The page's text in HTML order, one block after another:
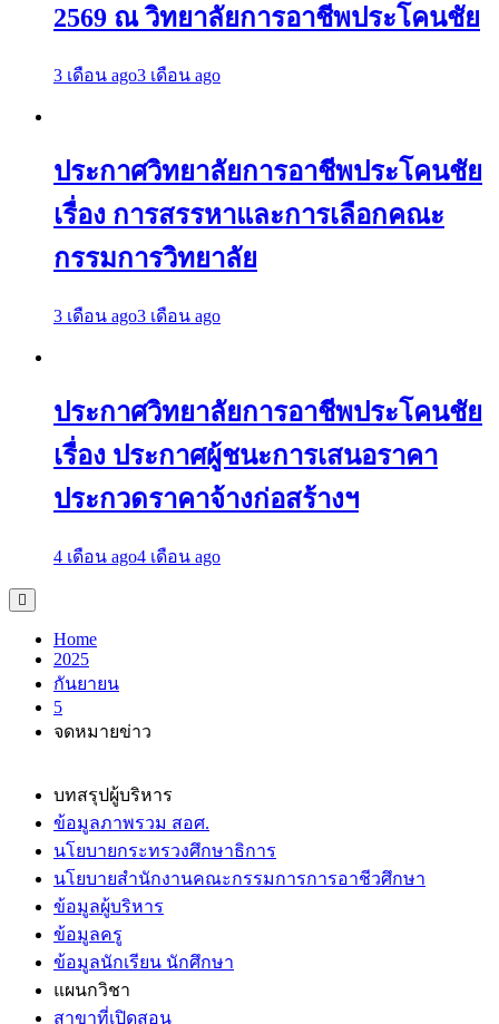
2569 ณ วิทยาลัยการอาชีพประโคนชัย
3 เดือน ago3 เดือน ago
ประกาศวิทยาลัยการอาชีพประโคนชัย
เรื่อง การสรรหาและการเลือกคณะ
กรรมการวิทยาลัย
3 เดือน ago3 เดือน ago
ประกาศวิทยาลัยการอาชีพประโคนชัย
เรื่อง ประกาศผู้ชนะการเสนอราคา
ประกวดราคาจ้างก่อสร้างฯ
4 เดือน ago4 เดือน ago
Home
2025
กันยายน
5
จดหมายข่าว
บทสรุปผู้บริหาร
ข้อมูลภาพรวม สอศ.
นโยบายกระทรวงศึกษาธิการ
นโยบายสำนักงานคณะกรรมการการอาชีวศึกษา
ข้อมูลผู้บริหาร
ข้อมูลครู
ข้อมูลนักเรียน นักศึกษา
แผนกวิชา
สาขาที่เปิดสอน